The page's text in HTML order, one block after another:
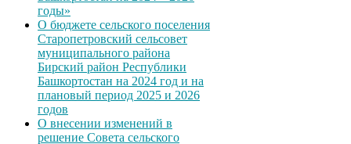
годы»
О бюджете сельского поселения
Старопетровский сельсовет
муниципального района
Бирский район Республики
Башкортостан на 2024 год и на
плановый период 2025 и 2026
годов
О внесении изменений в
решение Совета сельского